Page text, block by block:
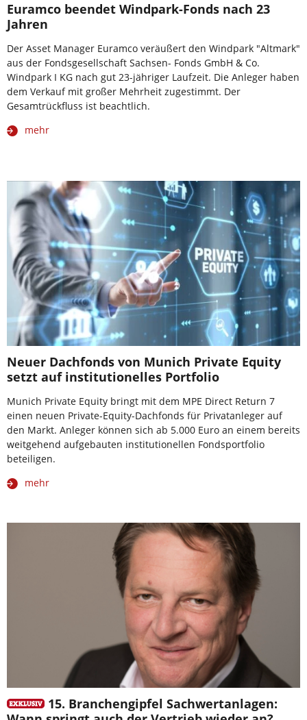
Euramco beendet Windpark-Fonds nach 23
Jahren
Der Asset Manager Euramco veräußert den Windpark "Altmark"
aus der Fondsgesellschaft Sachsen- Fonds GmbH & Co.
Windpark I KG nach gut 23-jähriger Laufzeit. Die Anleger haben
dem Verkauf mit großer Mehrheit zugestimmt. Der
Gesamtrückfluss ist beachtlich.
mehr
Neuer Dachfonds von Munich Private Equity
setzt auf institutionelles Portfolio
Munich Private Equity bringt mit dem MPE Direct Return 7
einen neuen Private-Equity-Dachfonds für Privatanleger auf
den Markt. Anleger können sich ab 5.000 Euro an einem bereits
weitgehend aufgebauten institutionellen Fondsportfolio
beteiligen.
mehr
15. Branchengipfel Sachwertanlagen: